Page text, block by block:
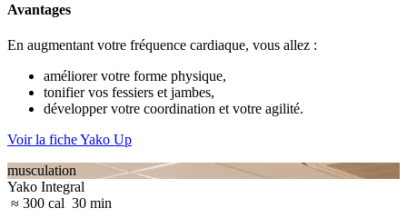
Avantages
En augmentant votre fréquence cardiaque, vous allez :
améliorer votre forme physique,
tonifier vos fessiers et jambes,
développer votre coordination et votre agilité.
Voir la fiche Yako Up
musculation
Yako Integral
≈ 300 cal 30 min